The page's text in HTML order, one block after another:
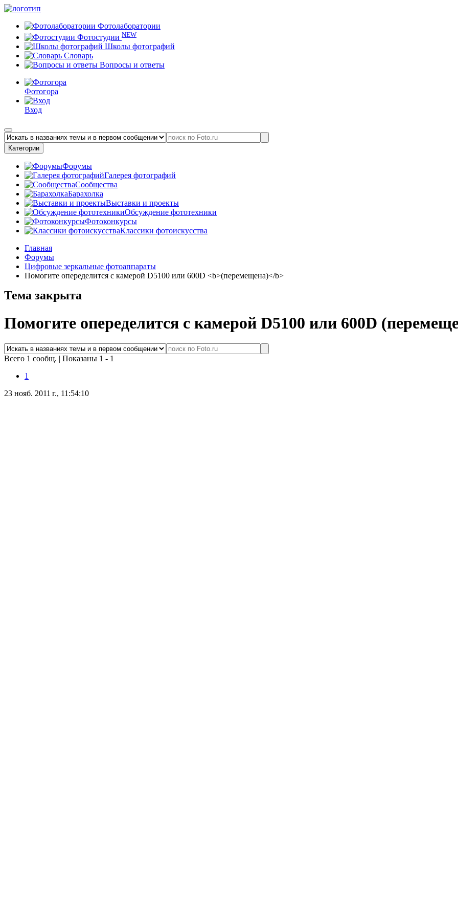
Фотолаборатории
Фотостудии NEW
Школы фотографий
Словарь
Вопросы и ответы
Фотогора
Вход
Категории
Форумы
Галерея фотографий
Сообщества
Барахолка
Выставки и проекты
Обсуждение фототехники
Фотоконкурсы
Классики фотоискусства
Главная
Форумы
Цифровые зеркальные фотоаппараты
Помогите опеределится с камерой D5100 или 600D <b>(перемещена)</b>
Тема закрыта
Помогите опеределится с камерой D5100 или 600D
Всего 1 сообщ. | Показаны 1 - 1
1
23 нояб. 2011 г., 11:54:10